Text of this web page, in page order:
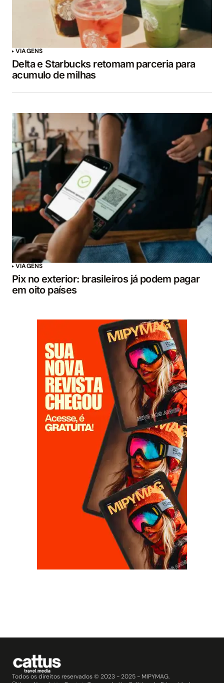
VIAGENS
Delta e Starbucks retomam parceria para
acumulo de milhas
VIAGENS
Pix no exterior: brasileiros já podem pagar
em oito países
Todos os direitos reservados © 2023 - 2025 - MIPYMAG.